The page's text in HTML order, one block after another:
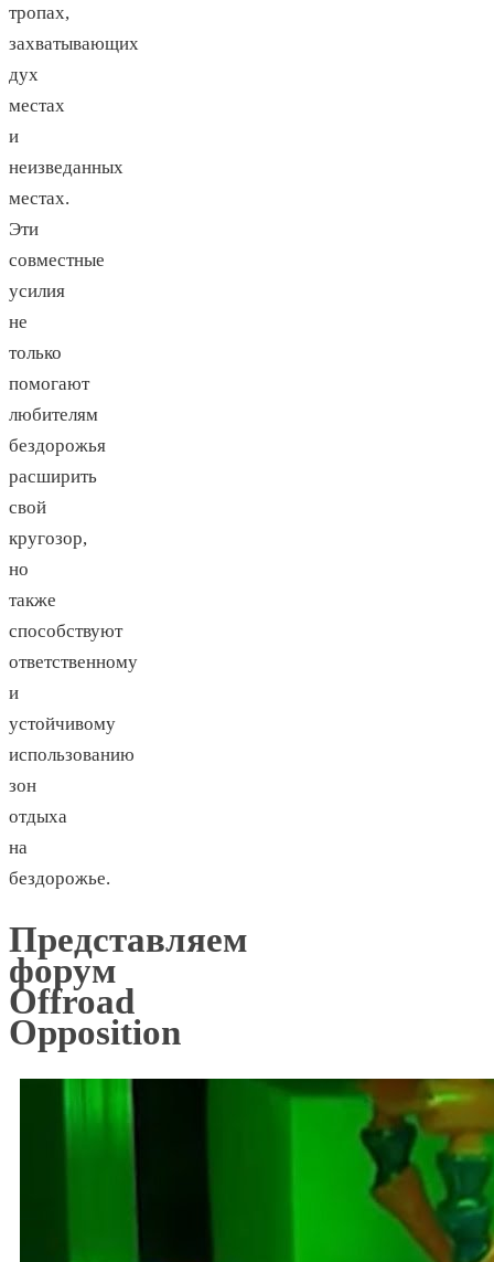
тропах,
захватывающих
дух
местах
и ​​
неизведанных
местах.
Эти
совместные
усилия
не
только
помогают
любителям
бездорожья
расширить
свой
кругозор,
но
также
способствуют
ответственному
и
устойчивому
использованию
зон
отдыха
на
бездорожье.
Представляем
форум
Offroad
Opposition